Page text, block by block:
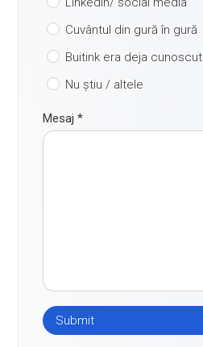
Cuvântul din gură în gură
Buitink era deja cunoscut
Nu știu / altele
Mesaj*